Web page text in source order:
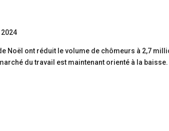
Noël ont réduit le volume de chômeurs à 2,7
du travail est maintenant orienté à la baisse.